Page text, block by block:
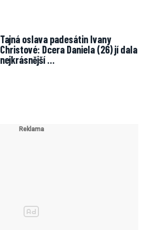
Tajná oslava padesátin Ivany
Christové: Dcera Daniela (26) jí dala
nejkrásnější …